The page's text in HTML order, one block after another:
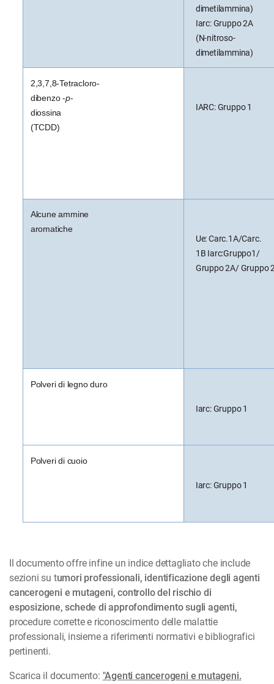
dimetilammina)
Iarc: Gruppo 2A
(N-nitroso-
dimetilammina)
2,3,7,8-Tetracloro-
dibenzo -p-
diossina
(TCDD)
IARC: Gruppo 1
Alcune ammine
aromatiche
Ue: Carc.1A/Carc.
1B Iarc:Gruppo1/
Gruppo 2A/ Gruppo
Polveri di legno duro
Iarc: Gruppo 1
Polveri di cuoio
Iarc: Gruppo 1
Il documento offre infine un indice dettagliato che include
sezioni su tumori professionali, identificazione degli agenti
cancerogeni e mutageni, controllo del rischio di
esposizione, schede di approfondimento sugli agenti,
procedure corrette e riconoscimento delle malattie
professionali, insieme a riferimenti normativi e bibliografici
pertinenti.
Scarica il documento: "Agenti cancerogeni e mutageni.